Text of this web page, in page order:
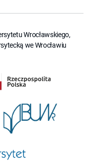
Wrocławskiego,
we Wrocławiu